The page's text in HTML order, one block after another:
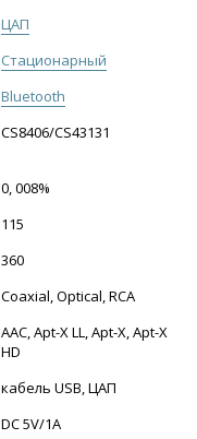
ЦАП
Стационарный
Bluetooth
CS8406/CS43131
0, 008%
115
360
Coaxial, Optical, RCA
AAC, Apt-X LL, Apt-X, Apt-X
HD
кабель USB, ЦАП
DC 5V/1A